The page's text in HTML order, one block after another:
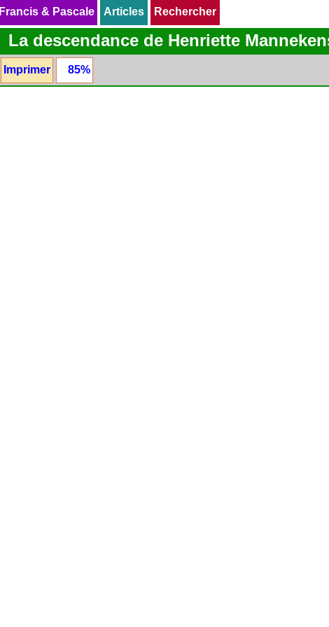
Francis & Pascale Articles Rechercher
La descendance de Henriette
Imprimer 85%
Francis & Pascale Articles Rechercher